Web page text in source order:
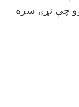
چې نړۍ سره